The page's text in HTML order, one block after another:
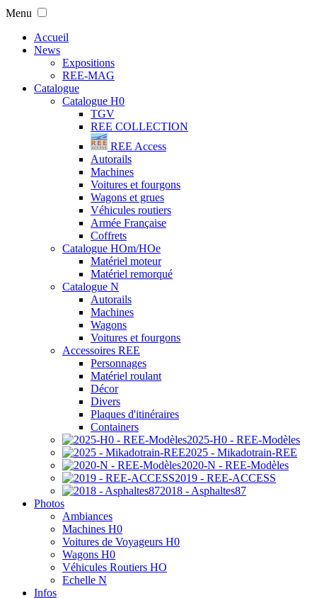
Menu
Accueil
News
Expositions
REE-MAG
Catalogue
Catalogue H0
TGV
REE COLLECTION
REE Access
Autorails
Machines
Voitures et fourgons
Wagons et grues
Véhicules routiers
Armée Française
Coffrets
Catalogue HOm/HOe
Matériel moteur
Matériel remorqué
Catalogue N
Autorails
Machines
Wagons
Voitures et fourgons
Accessoires REE
Personnages
Matériel roulant
Décor
Divers
Plaques d'itinéraires
Containers
2025-H0 - REE-Modèles
2025 - Mikadotrain-REE
2020-N - REE-Modèles
2019 - REE-ACCESS
2018 - Asphaltes87
Photos
Ambiances
Machines H0
Voitures de Voyageurs H0
Wagons H0
Véhicules Routiers HO
Echelle N
Infos